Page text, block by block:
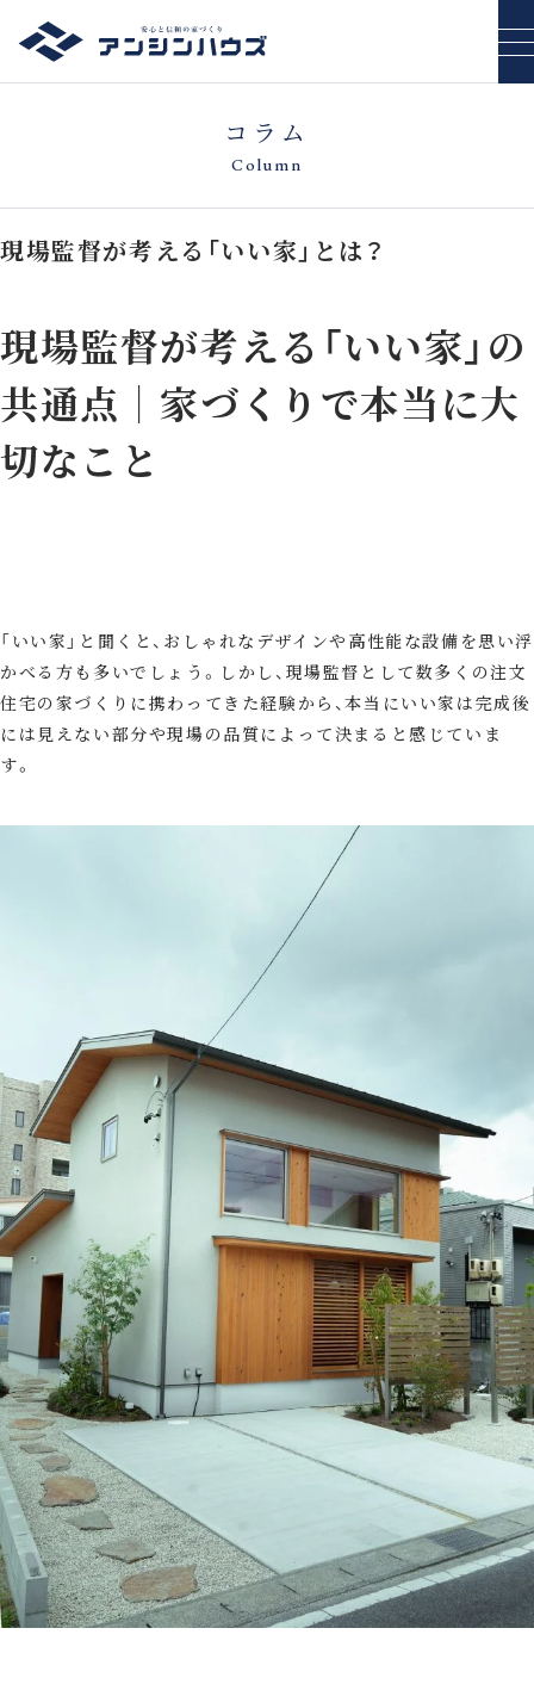
コラム
Column
現場監督が考える「いい家」とは？
現場監督が考える「いい家」の
共通点｜家づくりで本当に大
切なこと
「いい家」と聞くと、おしゃれなデザインや高性能な設備を思い浮
かべる方も多いでしょう。しかし、現場監督として数多くの注文
住宅の家づくりに携わってきた経験から、本当にいい家は完成後
には見えない部分や現場の品質によって決まると感じていま
す。